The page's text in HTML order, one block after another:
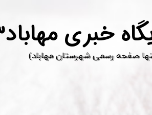
صفحه رسمی شهرستان مهاباد)